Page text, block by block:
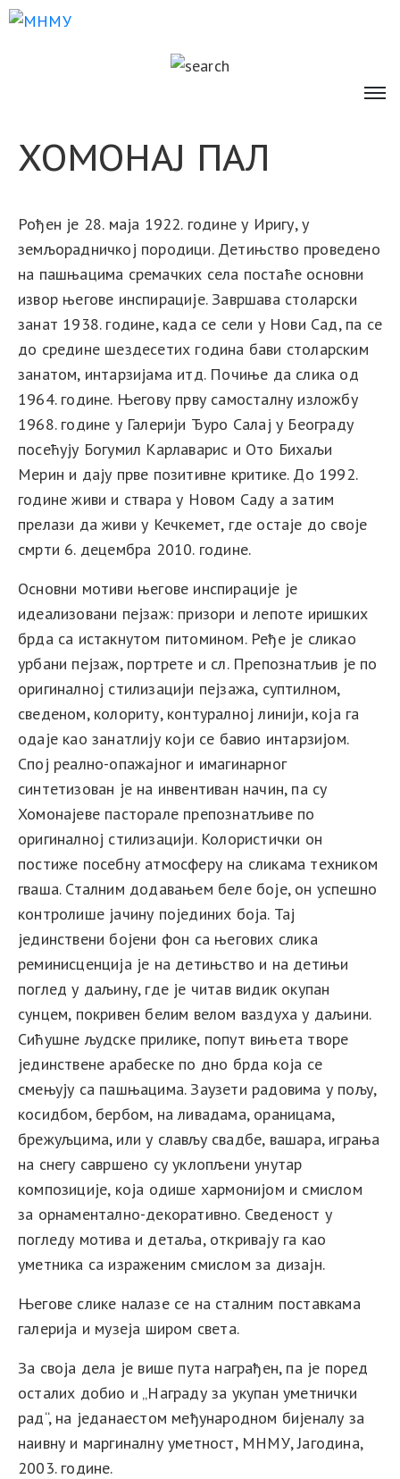
ХОМОНАЈ ПАЛ
Рођен је 28. маја 1922. године у Иригу, у
земљорадничкој породици. Детињство проведено
на пашњацима сремачких села постаће основни
извор његове инспирације. Завршава столарски
занат 1938. године, када се сели у Нови Сад, па се
до средине шездесетих година бави столарским
занатом, интарзијама итд. Почиње да слика од
1964. године. Његову прву самосталну изложбу
1968. године у Галерији Ђуро Салај у Београду
посећују Богумил Карлаварис и Ото Бихаљи
Мерин и дају прве позитивне критике. До 1992.
године живи и ствара у Новом Саду а затим
прелази да живи у Кечкемет, где остаје до своје
смрти 6. децембра 2010. године.
Основни мотиви његове инспирације је
идеализовани пејзаж: призори и лепоте иришких
брда са истакнутом питомином. Ређе је сликао
урбани пејзаж, портрете и сл. Препознатљив је по
оригиналној стилизацији пејзажа, суптилном,
сведеном, колориту, контуралној линији, која га
одаје као занатлију који се бавио интарзијом.
Спој реално-опажајног и имагинарног
синтетизован је на инвентиван начин, па су
Хомонајеве пасторале препознатљиве по
оригиналној стилизацији. Колористички он
постиже посебну атмосферу на сликама техником
гваша. Сталним додавањем беле боје, он успешно
контролише јачину појединих боја. Тај
јединствени бојени фон са његових слика
реминисценција је на детињство и на детињи
поглед у даљину, где је читав видик окупан
сунцем, покривен белим велом ваздуха у даљини.
Сићушне људске прилике, попут вињета творе
јединствене арабеске по дно брда која се
смењују са пашњацима. Заузети радовима у пољу,
косидбом, бербом, на ливадама, ораницама,
брежуљцима, или у слављу свадбе, вашара, играња
на снегу савршено су уклопљени унутар
композиције, која одише хармонијом и смислом
за орнаментално-декоративно. Сведеност у
погледу мотива и детаља, откривају га као
уметника са израженим смислом за дизајн.
Његове слике налазе се на сталним поставкама
галерија и музеја широм света.
За своја дела је више пута награђен, па је поред
осталих добио и „Награду за укупан уметнички
рад“, на једанаестом међународном бијеналу за
наивну и маргиналну уметност, МНМУ, Јагодина,
2003. године.